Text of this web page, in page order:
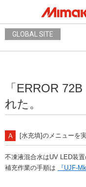
GLOBAL SITE
「ERROR
れた。
[水充填]のメニューを
不凍液混合水はUV LED装
補充作業の手順は
『UJF-